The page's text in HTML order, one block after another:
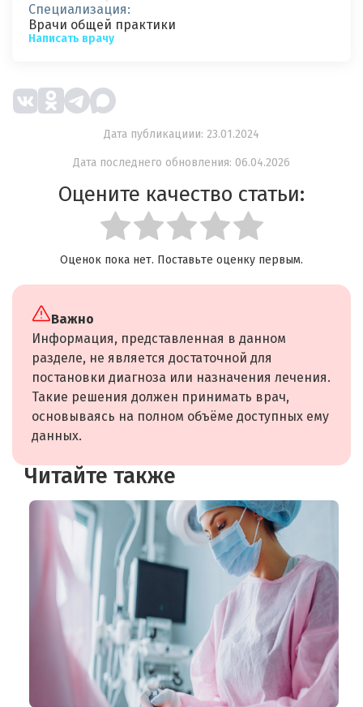
Специализация:
Врачи общей практики
Написать врачу
Дата публикациии: 23.01.2024
Дата последнего обновления: 06.04.2026
Оцените качество статьи:
Оценок пока нет. Поставьте оценку первым.
Важно
Информация, представленная в данном
разделе, не является достаточной для
постановки диагноза или назначения лечения.
Такие решения должен принимать врач,
основываясь на полном объёме доступных ему
данных.
Читайте также